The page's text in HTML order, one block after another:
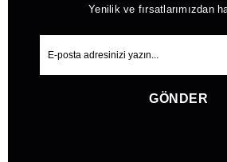
Yenilik ve fırsatlarımızdan
GÖNDER